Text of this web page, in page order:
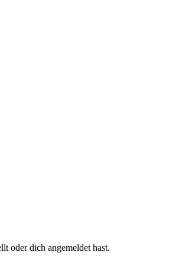
oder dich angemeldet hast.